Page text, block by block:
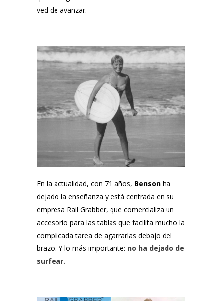
ved de avanzar.
En la actualidad, con 71 años, Benson ha
dejado la enseñanza y está centrada en su
empresa Rail Grabber, que comercializa un
accesorio para las tablas que facilita mucho la
complicada tarea de agarrarlas debajo del
brazo. Y lo más importante: no ha dejado de
surfear.